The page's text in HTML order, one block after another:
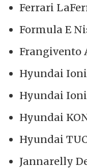
Ferrari
Formula E
Frangivento
Hyundai
Hyundai
Hyundai
Hyundai
Jannarelly